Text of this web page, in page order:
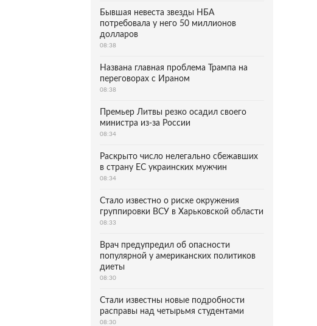
Бывшая невеста звезды НБА
потребовала у него 50 миллионов
долларов
08:38
Названа главная проблема Трампа на
переговорах с Ираном
08:38
Премьер Литвы резко осадил своего
министра из-за России
08:34
Раскрыто число нелегально сбежавших
в страну ЕС украинских мужчин
08:34
Стало известно о риске окружения
группировки ВСУ в Харьковской области
08:33
Врач предупредил об опасности
популярной у американских политиков
диеты
08:30
Стали известны новые подробности
расправы над четырьмя студентами
08:30